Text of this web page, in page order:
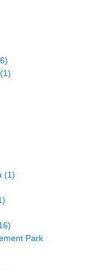
(1)
(1)
Park